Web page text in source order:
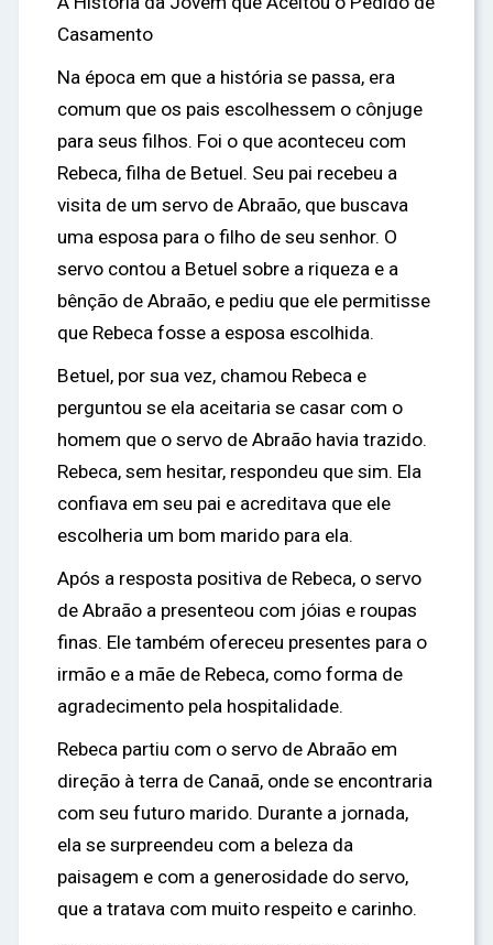
Casamento
Na época em que a história se passa, era
comum que os pais escolhessem o cônjuge
para seus filhos. Foi o que aconteceu com
Rebeca, filha de Betuel. Seu pai recebeu a
visita de um servo de Abraão, que buscava
uma esposa para o filho de seu senhor. O
servo contou a Betuel sobre a riqueza e a
bênção de Abraão, e pediu que ele permitisse
que Rebeca fosse a esposa escolhida.
Betuel, por sua vez, chamou Rebeca e
perguntou se ela aceitaria se casar com o
homem que o servo de Abraão havia trazido.
Rebeca, sem hesitar, respondeu que sim. Ela
confiava em seu pai e acreditava que ele
escolheria um bom marido para ela.
Após a resposta positiva de Rebeca, o servo
de Abraão a presenteou com jóias e roupas
finas. Ele também ofereceu presentes para o
irmão e a mãe de Rebeca, como forma de
agradecimento pela hospitalidade.
Rebeca partiu com o servo de Abraão em
direção à terra de Canaã, onde se encontraria
com seu futuro marido. Durante a jornada,
ela se surpreendeu com a beleza da
paisagem e com a generosidade do servo,
que a tratava com muito respeito e carinho.